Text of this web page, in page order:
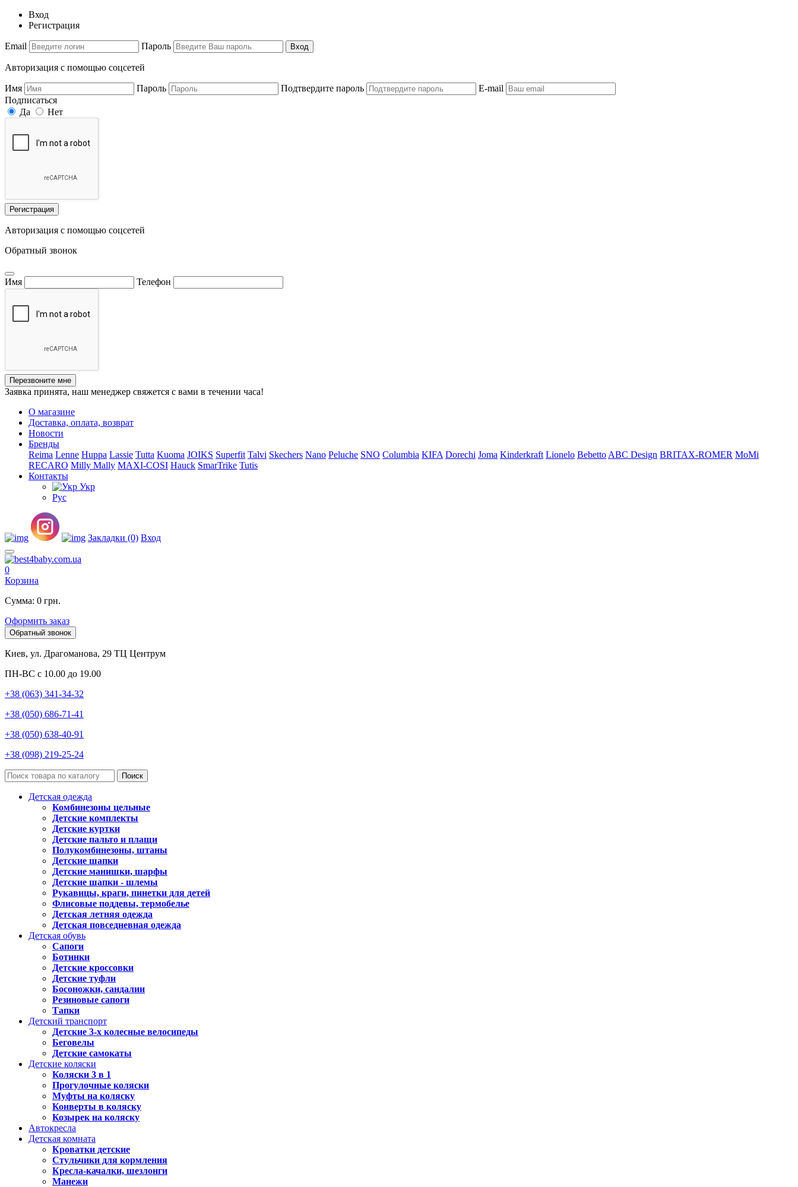
Вход
Регистрация
Email Пароль Вход
Авторизация с помощью соцсетей
Имя Пароль Подтвердите пароль
E-mail
Подписаться
Да
Нет
Регистрация
Авторизация с помощью соцсетей
Обратный звонок
Имя Телефон
Перезвоните мне
Заявка принята, наш менеджер свяжется с вами в течении часа!
О магазине
Доставка, оплата, возврат
Новости
Бренды
Reima Lenne Huppa Lassie Tutta Kuoma JOIKS Superfit Talvi Skechers Nano Peluche SNO Columbia KIFA Dorechi Joma Kinderkraft Lionelo Bebetto ABC Design BRITAX-ROMER MoMi
RECARO Milly Mally MAXI-COSI Hauck SmarTrike Tutis
Контакты
Укр
Рус
Закладки (0) Вход
0
Корзина
Сумма: 0 грн.
Оформить заказ
Обратный звонок
Киев, ул. Драгоманова, 29 ТЦ Центрум
ПН-ВС с 10.00 до 19.00
+38 (063) 341-34-32
+38 (050) 686-71-41
+38 (050) 638-40-91
+38 (098) 219-25-24
Поиск
Детская одежда
Комбинезоны цельные
Детские комплекты
Детские куртки
Детские пальто и плащи
Полукомбинезоны, штаны
Детские шапки
Детские манишки, шарфы
Детские шапки - шлемы
Рукавицы, краги, пинетки для детей
Флисовые поддевы, термобелье
Детская летняя одежда
Детская повседневная одежда
Детская обувь
Сапоги
Ботинки
Детские кроссовки
Детские туфли
Босоножки, сандалии
Резиновые сапоги
Тапки
Детский транспорт
Детские 3-х колесные велосипеды
Беговелы
Детские самокаты
Детские коляски
Коляски 3 в 1
Прогулочные коляски
Муфты на коляску
Конверты в коляску
Козырек на коляску
Автокресла
Детская комната
Кроватки детские
Стульчики для кормления
Кресла-качалки, шезлонги
Манежи